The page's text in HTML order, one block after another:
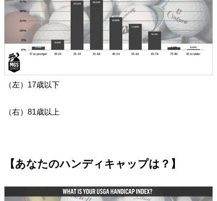
（左）17歳以下
（右）81歳以上
【あなたのハンディキャップは？】